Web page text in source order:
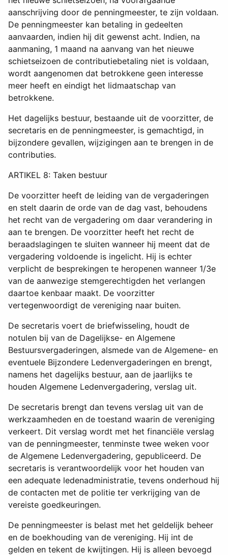
aanschrijving door de penningmeester, te zijn voldaan.
De penningmeester kan betaling in gedeelten
aanvaarden, indien hij dit gewenst acht. Indien, na
aanmaning, 1 maand na aanvang van het nieuwe
schietseizoen de contributiebetaling niet is voldaan,
wordt aangenomen dat betrokkene geen interesse
meer heeft en eindigt het lidmaatschap van
betrokkene.
Het dagelijks bestuur, bestaande uit de voorzitter, de
secretaris en de penningmeester, is gemachtigd, in
bijzondere gevallen, wijzigingen aan te brengen in de
contributies.
ARTIKEL 8: Taken bestuur
De voorzitter heeft de leiding van de vergaderingen
en stelt daarin de orde van de dag vast, behoudens
het recht van de vergadering om daar verandering in
aan te brengen. De voorzitter heeft het recht de
beraadslagingen te sluiten wanneer hij meent dat de
vergadering voldoende is ingelicht. Hij is echter
verplicht de besprekingen te heropenen wanneer 1/3e
van de aanwezige stemgerechtigden het verlangen
daartoe kenbaar maakt. De voorzitter
vertegenwoordigt de vereniging naar buiten.
De secretaris voert de briefwisseling, houdt de
notulen bij van de Dagelijkse- en Algemene
Bestuursvergaderingen, alsmede van de Algemene- en
eventuele Bijzondere Ledenvergaderingen en brengt,
namens het dagelijks bestuur, aan de jaarlijks te
houden Algemene Ledenvergadering, verslag uit.
De secretaris brengt dan tevens verslag uit van de
werkzaamheden en de toestand waarin de vereniging
verkeert. Dit verslag wordt met het financiële verslag
van de penningmeester, tenminste twee weken voor
de Algemene Ledenvergadering, gepubliceerd. De
secretaris is verantwoordelijk voor het houden van
een adequate ledenadministratie, tevens onderhoud hij
de contacten met de politie ter verkrijging van de
vereiste goedkeuringen.
De penningmeester is belast met het geldelijk beheer
en de boekhouding van de vereniging. Hij int de
gelden en tekent de kwijtingen. Hij is alleen bevoegd